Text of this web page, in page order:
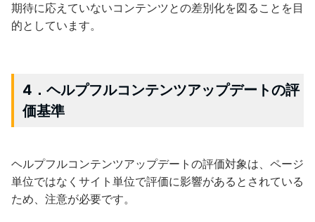
期待に応えていないコンテンツとの差別化を図ることを目
的としています。
4．ヘルプフルコンテンツアップデートの評
価基準
ヘルプフルコンテンツアップデートの評価対象は、ページ
単位ではなくサイト単位で評価に影響があるとされている
ため、注意が必要です。